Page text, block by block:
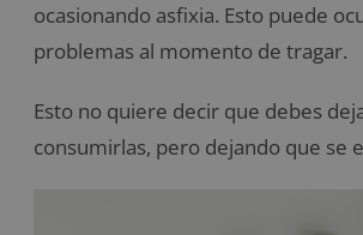
ocasionando asfixia. Esto puede
problemas al momento de tragar.
Esto no quiere decir que debes
consumirlas, pero dejando que se